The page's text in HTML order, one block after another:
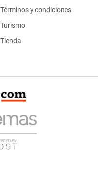
Términos y condiciones
Turismo
Tienda